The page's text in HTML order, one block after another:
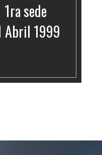
1ra sede
Abril 1999